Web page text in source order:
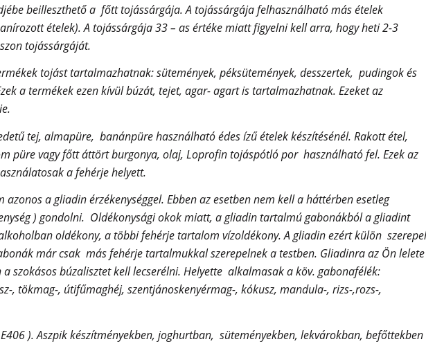
beilleszthető a főtt tojássárgája. A tojássárgája felhasználható más ételek
ételek). A tojássárgája 33 – as értéke miatt figyelni kell arra, hogy heti 2-3
tojássárgáját.
tojást tartalmazhatnak: sütemények, péksütemények, desszertek, pudingok és
a termékek ezen kívül búzát, tejet, agar- agart is tartalmazhatnak. Ezeket az
tej, almapüre, banánpüre használható édes ízű ételek készítésénél. Rakott étel,
püre vagy főtt áttört burgonya, olaj, Loprofin tojáspótló por használható fel. Ezek az
a fehérje helyett.
a gliadin érzékenységgel. Ebben az esetben nem kell a háttérben esetleg
) gondolni. Oldékonysági okok miatt, a gliadin tartalmú gabonákból a gliadint
oldékony, a többi fehérje tartalom vízoldékony. A gliadin ezért külön szerepel
már csak más fehérje tartalmukkal szerepelnek a testben. Gliadinra az Ön lelete
szokásos búzalisztet kell lecserélni. Helyette alkalmasak a köv. gabonafélék:
, tökmag-, útifűmaghéj, szentjánoskenyérmag-, kókusz, mandula-, rizs-,rozs-,
). Aszpik készítményekben, joghurtban, süteményekben, lekvárokban, befőttekben